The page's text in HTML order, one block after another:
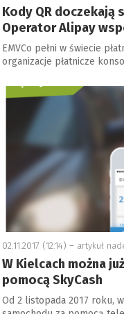
Kody QR doczekają
Operator Alipay
EMVCo pełni w świecie
organizacje płatnicze
02.11.2017 (12:14) – artykuł
W Kielcach można
pomocą SkyCash
Od 2 listopada 2017 roku,